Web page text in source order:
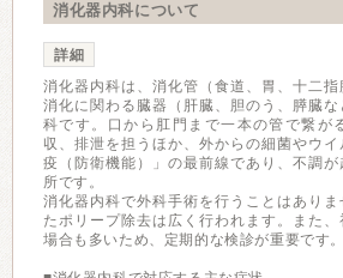
消化器内科について
詳細
消化器内科は、消化管（食道、胃、十二指
消化に関わる臓器（肝臓、胆のう、膵臓
科です。口から肛門まで一本の管で繋が
収、排泄を担うほか、外からの細菌やウ
疫（防衛機能）」の最前線であり、不調
所です。
消化器内科で外科手術を行うことはあり
たポリープ除去は広く行われます。また
場合も多いため、定期的な検診が重要です。